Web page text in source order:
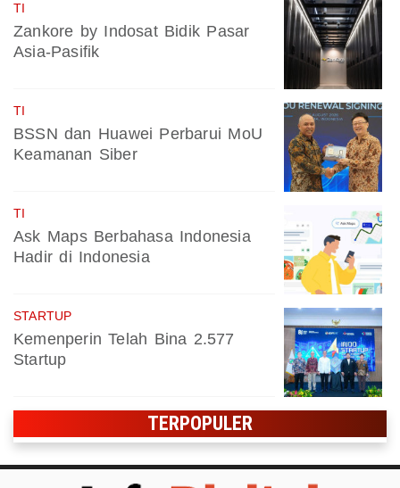
TI
Zankore by Indosat Bidik Pasar
Asia-Pasifik
TI
BSSN dan Huawei Perbarui MoU
Keamanan Siber
TI
Ask Maps Berbahasa Indonesia
Hadir di Indonesia
STARTUP
Kemenperin Telah Bina 2.577
Startup
TERPOPULER